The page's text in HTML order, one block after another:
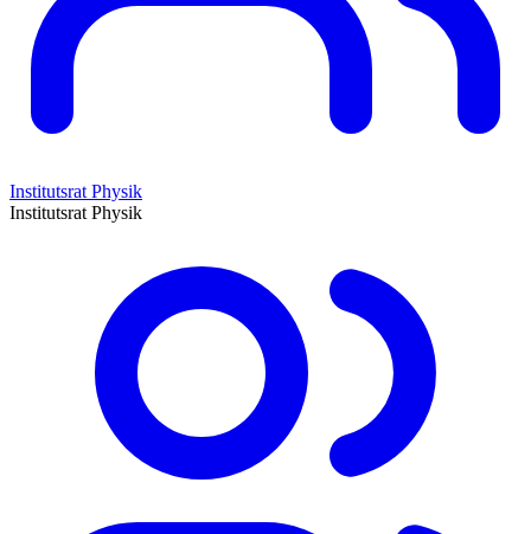
Institutsrat Physik
Institutsrat Physik